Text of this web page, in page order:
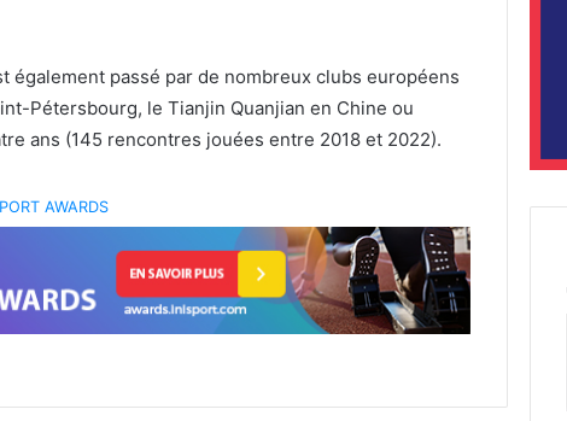
également passé par de nombreux clubs européens
Pétersbourg, le Tianjin Quanjian en Chine ou
ans (145 rencontres jouées entre 2018 et 2022).
AWARDS